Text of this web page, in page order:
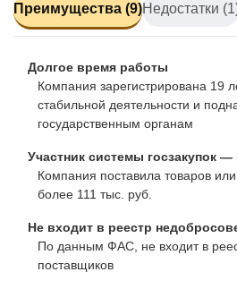
Преимущества (9)Недостатки
Долгое время работы
Компания зарегистрирована 19
стабильной деятельности и
государственным органам
Участник системы госзакупок
Компания поставила товаров
более 111 тыс. руб.
Не входит в реестр
По данным ФАС, не входит в
поставщиков